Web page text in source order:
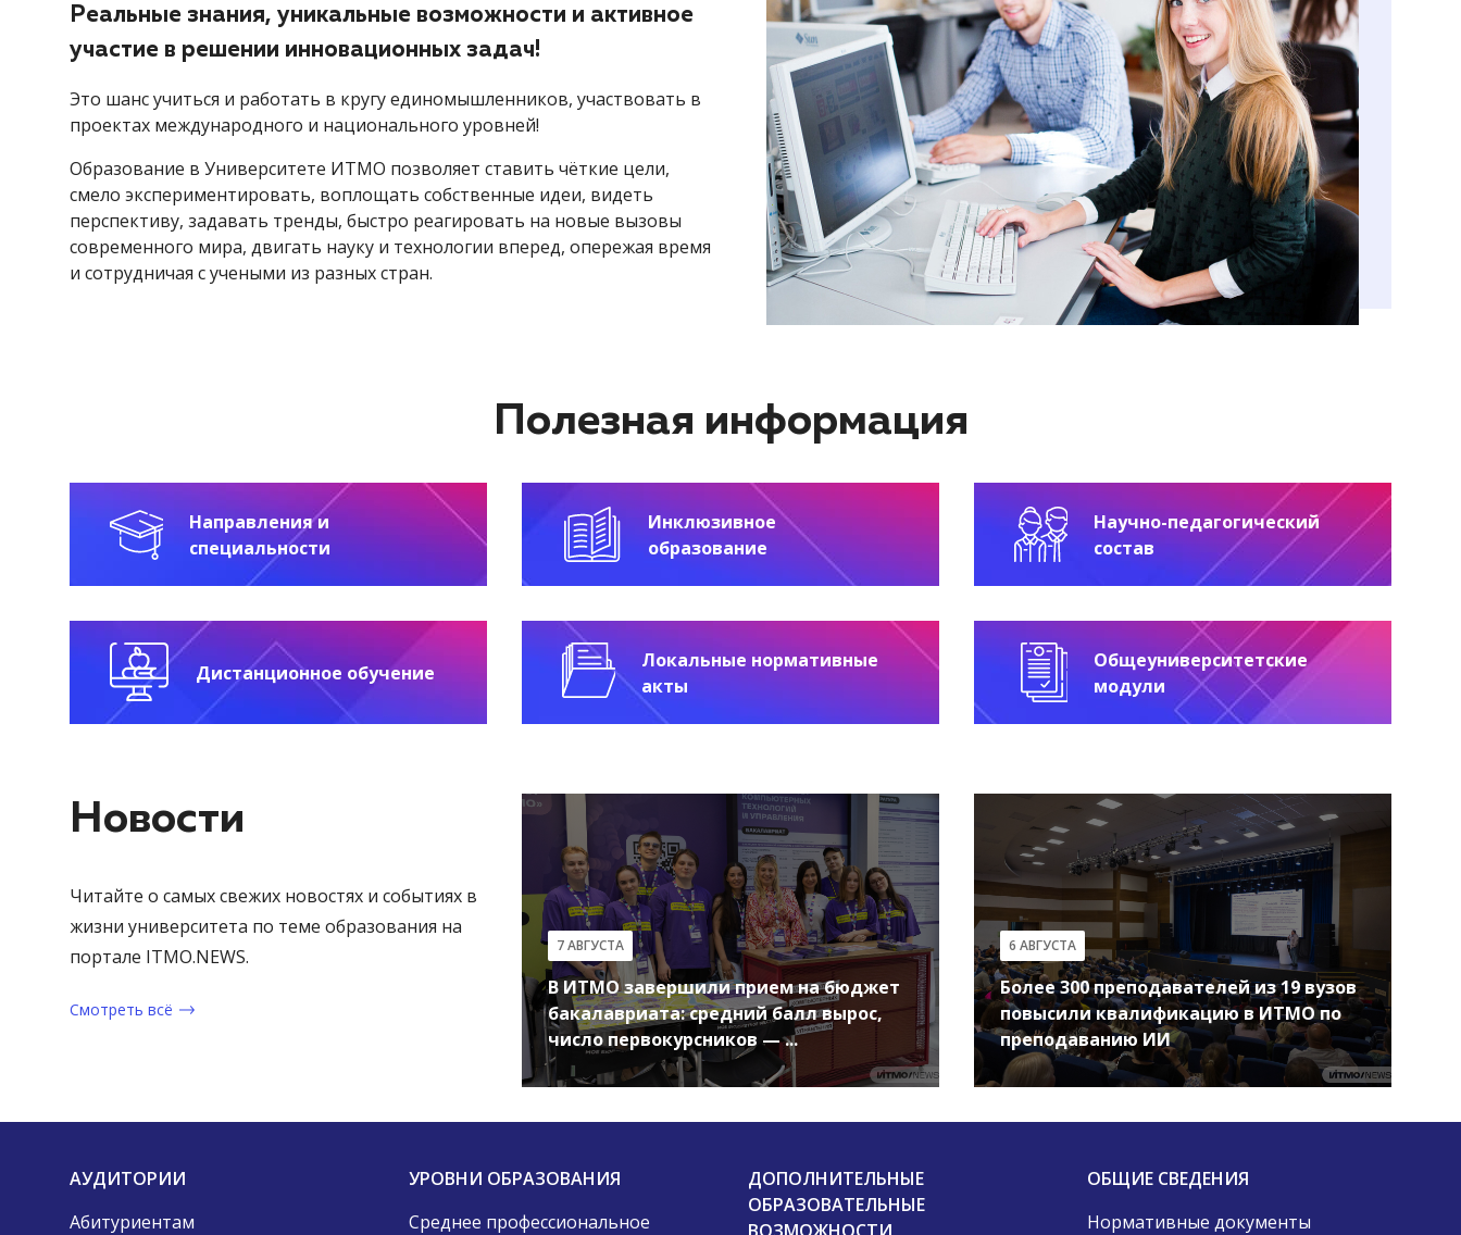
Реальные знания, уникальные возможности и активное
участие в решении инновационных задач!
Это шанс учиться и работать в кругу единомышленников, участвовать в
проектах международного и национального уровней!
Образование в Университете ИТМО позволяет ставить чёткие цели,
смело экспериментировать, воплощать собственные идеи, видеть
перспективу, задавать тренды, быстро реагировать на новые вызовы
современного мира, двигать науку и технологии вперед, опережая время
и сотрудничая с учеными из разных стран.
Полезная информация
Направления и
специальности
Инклюзивное
образование
Научно-педагогический
состав
Дистанционное обучение
Локальные нормативные
акты
Общеуниверситетские
модули
Новости
Читайте о самых свежих новостях и событиях в
жизни университета по теме образования на
портале ITMO.NEWS.
Смотреть всё
7 АВГУСТА
В ИТМО завершили прием на бюджет
бакалавриата: средний балл вырос,
число первокурсников — ...
6 АВГУСТА
Более 300 преподавателей из 19 вузов
повысили квалификацию в ИТМО по
преподаванию ИИ
АУДИТОРИИ
Абитуриентам
УРОВНИ ОБРАЗОВАНИЯ
Среднее профессиональное
ДОПОЛНИТЕЛЬНЫЕ
ОБРАЗОВАТЕЛЬНЫЕ
ОБЩИЕ СВЕДЕНИЯ
Нормативные документы